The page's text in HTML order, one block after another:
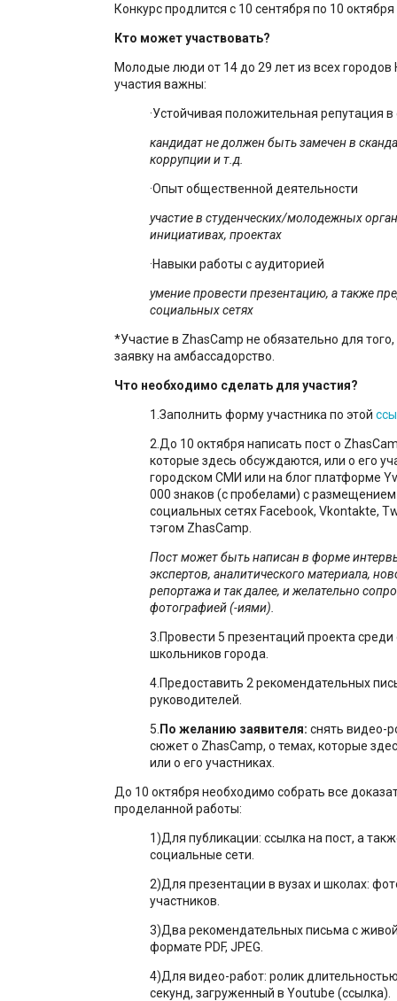
Конкурс продлится с 10 сентября по 10
Кто можетучаствовать?
Молодые люди от 14 до 29 лет из всех городов
участия важны:
·Устойчивая положительная репутация
кандидат не должен быть замечен в
коррупции и т.д.
·Опыт общественной деятельности
участие в студенческих/молодежных
инициативах, проектах
·Навыки работы с аудиторией
умение провести презентацию, а также
социальных сетях
*Участие в ZhasCamp не обязательно для
заявку на амбассадорство.
Что необходимо сделать для участия?
1.Заполнить форму участника по этой
2.До 10 октября написать пост о
которые здесь обсуждаются, или о его
городском СМИ или на блог платформе
000 знаков (с пробелами) с размещением
социальных сетях Facebook, Vkontakte,
тэгом ZhasCamp.
Пост может быть написан в форме
экспертов, аналитического материала,
репортажа и так далее, и желательно
фотографией (-иями).
3.Провести 5 презентаций проекта среди
школьников города.
4.Предоставить 2 рекомендательных
руководителей.
5. По желанию заявителя: снять видео-
сюжет о ZhasCamp, о темах, которые
или о его участниках.
До 10 октября необходимо собрать все
проделанной работы:
1)Для публикации: ссылка на пост, а
социальные сети.
2)Для презентации в вузах и школах:
участников.
3)Два рекомендательных письма с
формате PDF, JPEG.
4)Для видео-работ: ролик
секунд, загруженный в Youtube (ссылка).